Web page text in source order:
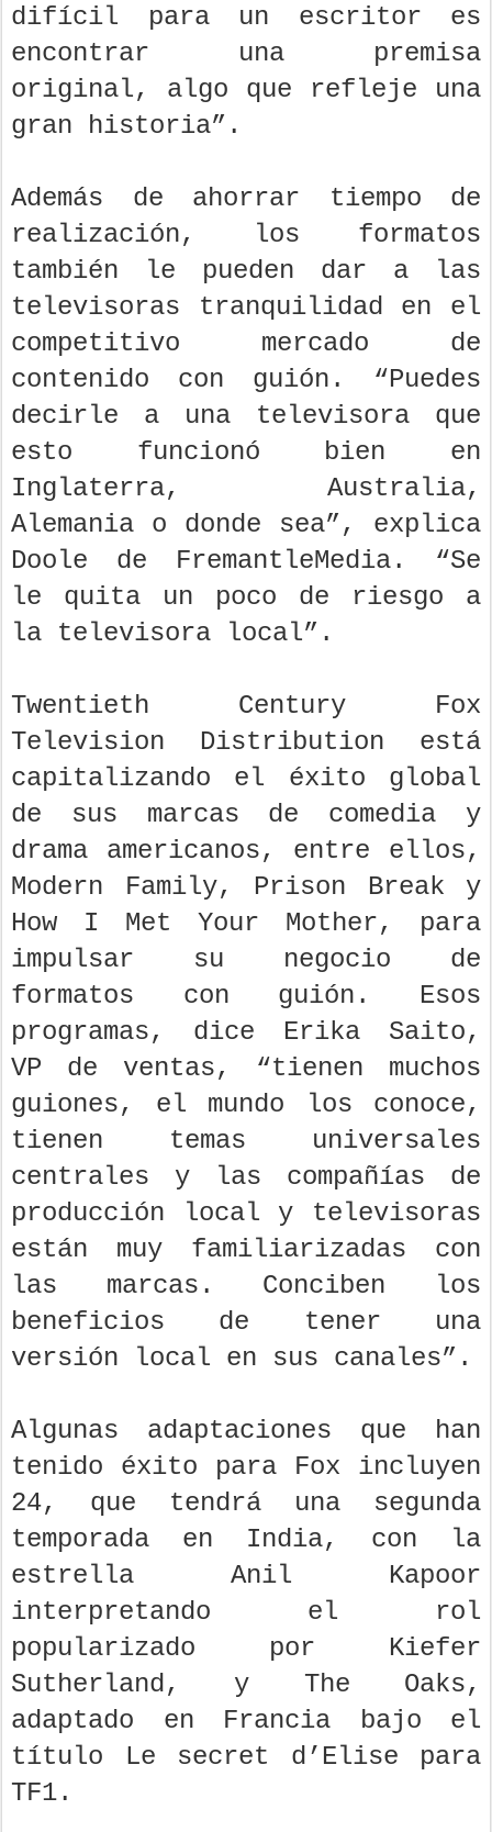
difícil para un escritor es
encontrar una premisa
original, algo que refleje una
gran historia”.
Además de ahorrar tiempo de
realización, los formatos
también le pueden dar a las
televisoras tranquilidad en el
competitivo mercado de
contenido con guión. “Puedes
decirle a una televisora que
esto funcionó bien en
Inglaterra, Australia,
Alemania o donde sea”, explica
Doole de FremantleMedia. “Se
le quita un poco de riesgo a
la televisora local”.
Twentieth Century Fox
Television Distribution está
capitalizando el éxito global
de sus marcas de comedia y
drama americanos, entre ellos,
Modern Family, Prison Break y
How I Met Your Mother, para
impulsar su negocio de
formatos con guión. Esos
programas, dice Erika Saito,
VP de ventas, “tienen muchos
guiones, el mundo los conoce,
tienen temas universales
centrales y las compañías de
producción local y televisoras
están muy familiarizadas con
las marcas. Conciben los
beneficios de tener una
versión local en sus canales”.
Algunas adaptaciones que han
tenido éxito para Fox incluyen
24, que tendrá una segunda
temporada en India, con la
estrella Anil Kapoor
interpretando el rol
popularizado por Kiefer
Sutherland, y The Oaks,
adaptado en Francia bajo el
título Le secret d’Elise para
TF1.